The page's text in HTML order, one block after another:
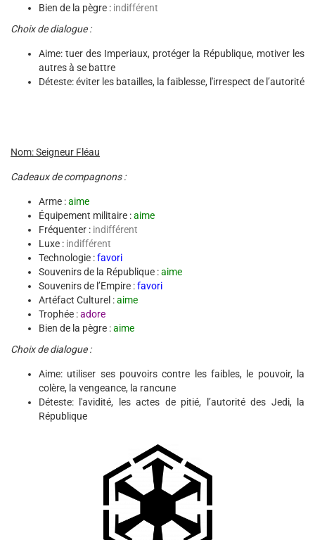
Bien de la pègre : indifférent
Choix de dialogue :
Aime: tuer des Imperiaux, protéger la République, motiver les
autres à se battre
Déteste: éviter les batailles, la faiblesse, l'irrespect de l’autorité
Nom: Seigneur Fléau
Cadeaux de compagnons :
Arme :aime
Équipement militaire :aime
Fréquenter : indifférent
Luxe : indifférent
Technologie :favori
Souvenirs de la République :aime
Souvenirs de l’Empire :favori
Artéfact Culturel :aime
Trophée :adore
Bien de la pègre :aime
Choix de dialogue :
Aime: utiliser ses pouvoirs contre les faibles, le pouvoir, la
colère, la vengeance, la rancune
Déteste: l'avidité, les actes de pitié, l’autorité des Jedi, la
République